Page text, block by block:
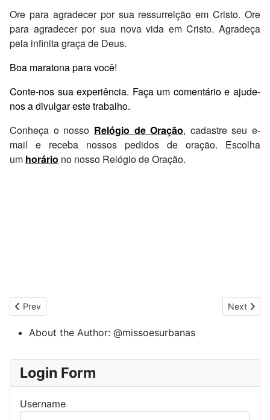
Ore para agradecer por sua ressurreição em Cristo. Ore
para agradecer por sua nova vida em Cristo. Agradeça
pela infinita graça de Deus.
Boa maratona para você!
Conte-nos sua experiência. Faça um comentário e ajude-
nos a divulgar este trabalho.
Conheça o nosso Relógio de Oração, cadastre seu e-
mail e receba nossos pedidos de oração. Escolha
um horário no nosso Relógio de Oração.
Previous article: Maratona de Oração 8
Prev Next
Next
About the Author: @missoesurbanas
Login Form
Username